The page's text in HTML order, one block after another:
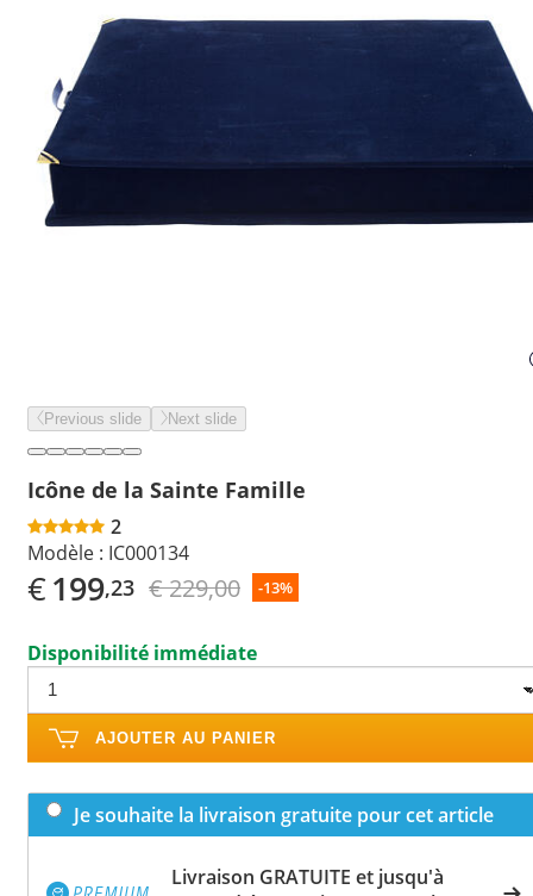
Previous slide Next slide
Icône de la Sainte Famille
2
Modèle : IC000134
€199,23 € 229,00 -13%
Disponibilité immédiate
AJOUTER AU PANIER
Je souhaite la livraison gratuite pour cet article
Livraison GRATUITE et jusqu'à